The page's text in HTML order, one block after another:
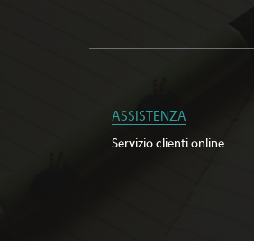
ASSISTENZA
Servizio clienti online